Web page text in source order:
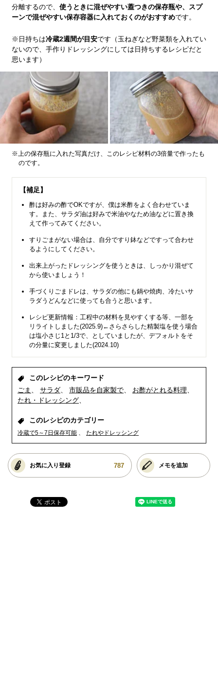
分離するので、 使うときに混ぜやすい蓋つきの保存瓶や、スプ
ーンで混ぜやすい保存容器に入れておくのがおすすめです。
※日持ちは冷蔵2週間が目安です（玉ねぎなど野菜類を入れてい
ないので、手作りドレッシングにしては日持ちするレシピだと
思います）
※上の保存瓶に入れた写真だけ、このレシピ材料の3倍量で作ったも
のです。
【補足】
酢は好みの酢でOKですが、僕は米酢をよく合わせていま
す。また、サラダ油は好みで米油やなため油などに置き換
えて作ってみてください。
すりごまがない場合は、自分ですり鉢などですって合わせ
るようにしてください。
出来上がったドレッシングを使うときは、しっかり混ぜて
から使いましょう！
手づくりごまドレは、サラダの他にも鍋や焼肉、冷たいサ
ラダうどんなどに使っても合うと思います。
レシピ更新情報：工程中の材料を見やすくする等、一部を
リライトしました(2025.9)←さらさらした精製塩を使う場合
は塩小さじ1と1/3で、としていましたが、デフォルトをそ
の分量に変更しました(2024.10)
このレシピのキーワード
ごま
サラダ 市販品を自家製で
お酢がとれる料理
たれ・ドレッシング
このレシピのカテゴリー
冷蔵で5～7日保存可能 たれやドレッシング
お気に入り登録 787 メモを追加